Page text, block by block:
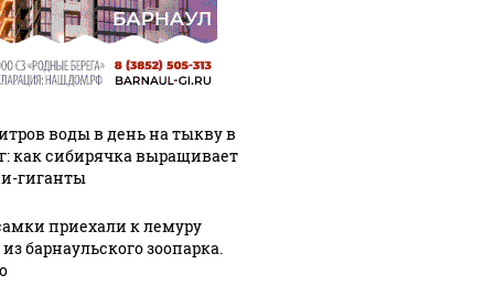
воды в день на тыкву в
как сибирячка выращивает
гиганты
приехали к лемуру
барнаульского зоопарка.